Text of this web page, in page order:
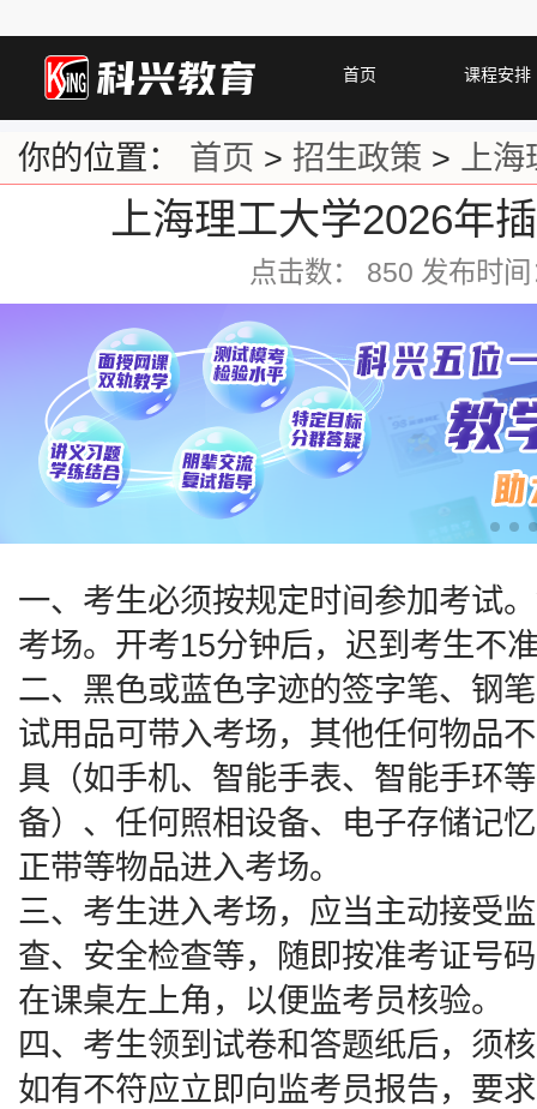
首页 课程安排
你的位置： 首页 > 招生政策 > 上
上海理工大学2026年
点击数： 850 发布时
一、考生必须按规定时间参加考试
考场。开考15分钟后，迟到考生不
二、黑色或蓝色字迹的签字笔、钢
试用品可带入考场，其他任何物品
具（如手机、智能手表、智能手环
备）、任何照相设备、电子存储记
正带等物品进入考场。
三、考生进入考场，应当主动接受
查、安全检查等，随即按准考证号
在课桌左上角，以便监考员核验。
四、考生领到试卷和答题纸后，须
如有不符应立即向监考员报告，要